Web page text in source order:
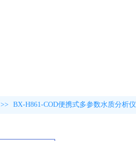
>> BX-H861-COD便携式多参数水质分析仪